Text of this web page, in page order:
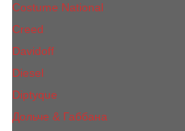
Costume National
Creed
Davidoff
Diesel
Diptyque
Дольче & Габбана